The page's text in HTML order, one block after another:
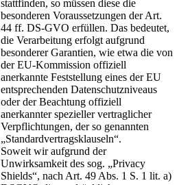
stattfinden, so müssen diese die
besonderen Voraussetzungen der Art.
44 ff. DS-GVO erfüllen. Das bedeutet,
die Verarbeitung erfolgt aufgrund
besonderer Garantien, wie etwa die von
der EU-Kommission offiziell
anerkannte Feststellung eines der EU
entsprechenden Datenschutzniveaus
oder der Beachtung offiziell
anerkannter spezieller vertraglicher
Verpflichtungen, der so genannten
„Standardvertragsklauseln“.
Soweit wir aufgrund der
Unwirksamkeit des sog. „Privacy
Shields“, nach Art. 49 Abs. 1 S. 1 lit. a)